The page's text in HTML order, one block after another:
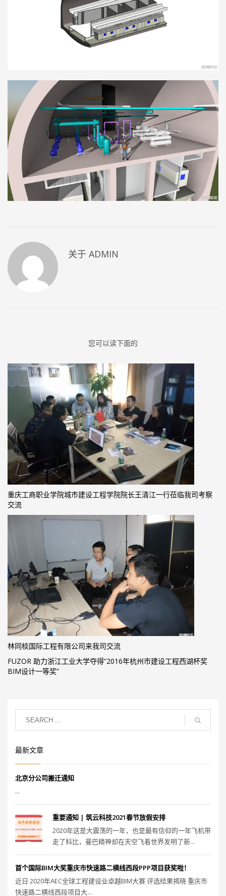
关于 ADMIN
您可以读下面的
重庆工商职业学院城市建设工程学院院长王清江一行莅临我司考察
交流
林同棪国际工程有限公司来我司交流
FUZOR 助力浙江工业大学夺得“2016年杭州市建设工程西湖杯奖
BIM设计一等奖”
最新文章
北京分公司搬迁通知
...
重要通知 | 筑云科技2021春节放假安排
2020年这是大震荡的一年，也是最有信仰的一年飞机带
走了科比，曼巴精神却在天空飞着世界发明了新...
首个国际BIM大奖重庆市快速路二横线西段PPP项目获奖啦！
近日 2020年AEC全球工程建设业卓越BIM大赛 评选结果揭晓 重庆市
快速路二横线西段项目大...